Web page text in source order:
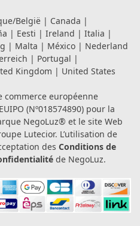
België | Canada |
| Eesti | Ireland | Italia |
| Malta | México | Nederland
| Portugal |
Kingdom | United States
commerce européenne
(Nº018574890) pour la
NegoLuz® et le site Web
Lutecior. L’utilisation de
des Conditions de
de NegoLuz.